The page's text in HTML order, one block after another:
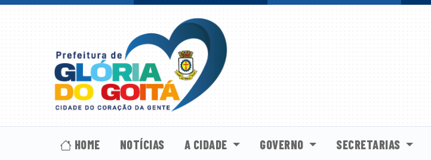
HOME NOTÍCIAS A CIDADE GOVERNO SECRETARIAS